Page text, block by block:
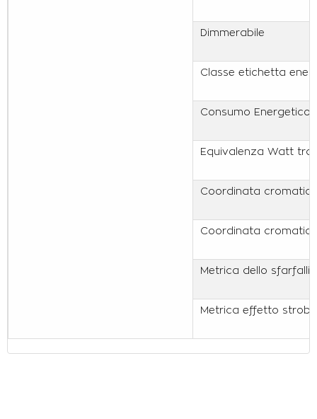
Dimmerabile
Classe etichetta
Consumo Energetico
Equivalenza Watt
Coordinata
Coordinata
Metrica dello
Metrica effetto